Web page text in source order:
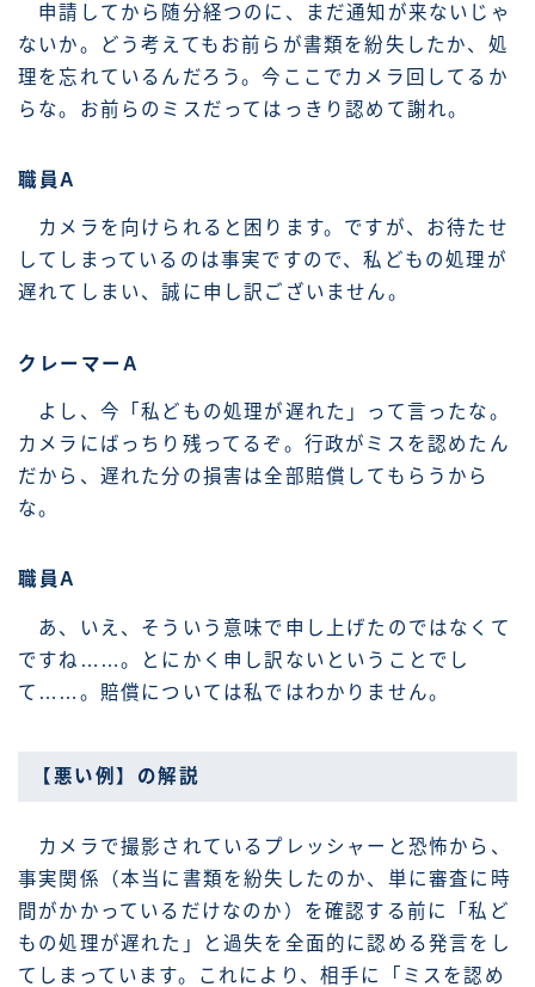
申請してから随分経つのに、まだ通知が来ないじゃ
ないか。どう考えてもお前らが書類を紛失したか、処
理を忘れているんだろう。今ここでカメラ回してるか
らな。お前らのミスだってはっきり認めて謝れ。
職員A
カメラを向けられると困ります。ですが、お待たせ
してしまっているのは事実ですので、私どもの処理が
遅れてしまい、誠に申し訳ございません。
クレーマーA
よし、今「私どもの処理が遅れた」って言ったな。
カメラにばっちり残ってるぞ。行政がミスを認めたん
だから、遅れた分の損害は全部賠償してもらうから
な。
職員A
あ、いえ、そういう意味で申し上げたのではなくて
ですね……。とにかく申し訳ないということでし
て……。賠償については私ではわかりません。
【悪い例】の解説
カメラで撮影されているプレッシャーと恐怖から、
事実関係（本当に書類を紛失したのか、単に審査に時
間がかかっているだけなのか）を確認する前に「私ど
もの処理が遅れた」と過失を全面的に認める発言をし
てしまっています。これにより、相手に「ミスを認め